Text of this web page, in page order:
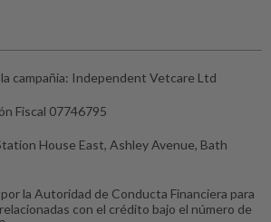
campañia: Independent Vetcare Ltd
Fiscal 07746795
House East, Ashley Avenue, Bath
la Autoridad de Conducta Financiera para
con el crédito bajo el número de